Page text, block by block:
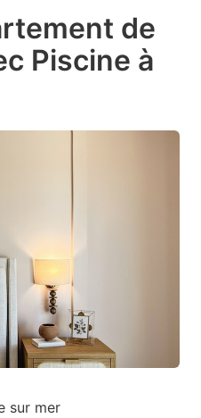
de
Piscine à
sur mer